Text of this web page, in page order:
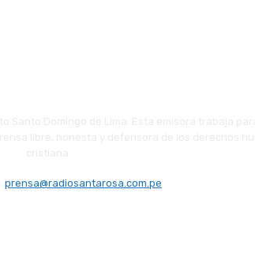
prensa@radiosantarosa.com.pe